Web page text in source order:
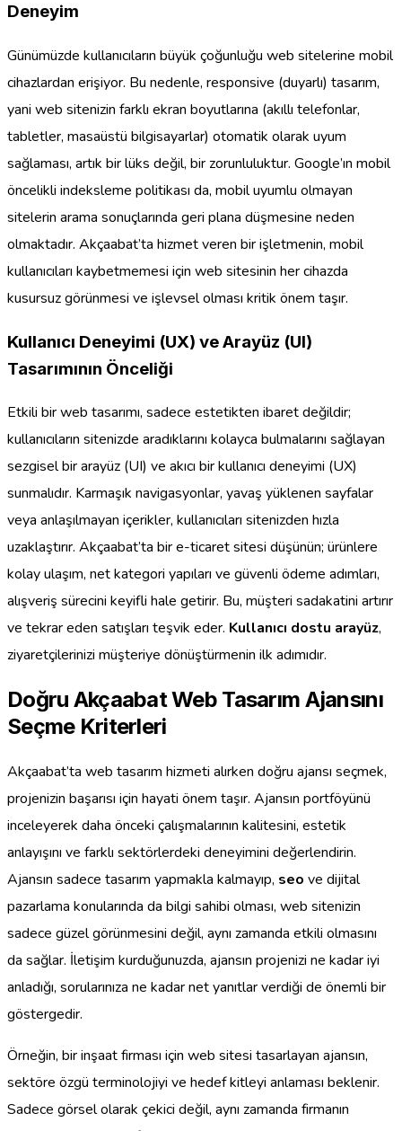
Deneyim
Günümüzde kullanıcıların büyük çoğunluğu web sitelerine mobil
cihazlardan erişiyor. Bu nedenle, responsive (duyarlı) tasarım,
yani web sitenizin farklı ekran boyutlarına (akıllı telefonlar,
tabletler, masaüstü bilgisayarlar) otomatik olarak uyum
sağlaması, artık bir lüks değil, bir zorunluluktur. Google’ın mobil
öncelikli indeksleme politikası da, mobil uyumlu olmayan
sitelerin arama sonuçlarında geri plana düşmesine neden
olmaktadır. Akçaabat’ta hizmet veren bir işletmenin, mobil
kullanıcıları kaybetmemesi için web sitesinin her cihazda
kusursuz görünmesi ve işlevsel olması kritik önem taşır.
Kullanıcı Deneyimi (UX) ve Arayüz (UI)
Tasarımının Önceliği
Etkili bir web tasarımı, sadece estetikten ibaret değildir;
kullanıcıların sitenizde aradıklarını kolayca bulmalarını sağlayan
sezgisel bir arayüz (UI) ve akıcı bir kullanıcı deneyimi (UX)
sunmalıdır. Karmaşık navigasyonlar, yavaş yüklenen sayfalar
veya anlaşılmayan içerikler, kullanıcıları sitenizden hızla
uzaklaştırır. Akçaabat’ta bir e-ticaret sitesi düşünün; ürünlere
kolay ulaşım, net kategori yapıları ve güvenli ödeme adımları,
alışveriş sürecini keyifli hale getirir. Bu, müşteri sadakatini artırır
ve tekrar eden satışları teşvik eder. Kullanıcı dostu arayüz,
ziyaretçilerinizi müşteriye dönüştürmenin ilk adımıdır.
Doğru Akçaabat Web Tasarım Ajansını
Seçme Kriterleri
Akçaabat’ta web tasarım hizmeti alırken doğru ajansı seçmek,
projenizin başarısı için hayati önem taşır. Ajansın portföyünü
inceleyerek daha önceki çalışmalarının kalitesini, estetik
anlayışını ve farklı sektörlerdeki deneyimini değerlendirin.
Ajansın sadece tasarım yapmakla kalmayıp, seo ve dijital
pazarlama konularında da bilgi sahibi olması, web sitenizin
sadece güzel görünmesini değil, aynı zamanda etkili olmasını
da sağlar. İletişim kurduğunuzda, ajansın projenizi ne kadar iyi
anladığı, sorularınıza ne kadar net yanıtlar verdiği de önemli bir
göstergedir.
Örneğin, bir inşaat firması için web sitesi tasarlayan ajansın,
sektöre özgü terminolojiyi ve hedef kitleyi anlaması beklenir.
Sadece görsel olarak çekici değil, aynı zamanda firmanın